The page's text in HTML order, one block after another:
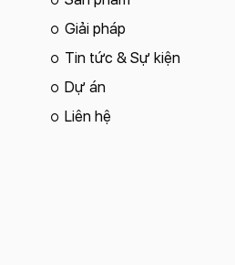
Giải pháp
Tin tức & Sự kiện
Dự án
Liên hệ